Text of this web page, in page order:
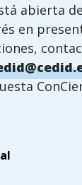
abierta
en